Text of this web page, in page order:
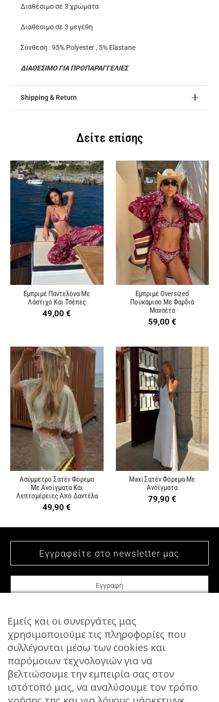
Διαθέσιμο σε 3 χρώματα
Διαθέσιμο σε 3 μεγέθη
Σύνθεση : 95% Polyester , 5% Elastane
ΔΙΑΘΕΣΙΜΟ ΓΙΑ ΠΡΟΠΑΡΑΓΓΕΛΙΕΣ
Shipping & Return
Δείτε επίσης
Εμπριμέ Παντελόνα Με
Λάστιχο Και Τσέπες
49,00€
Εμπριμέ Oversized
Πουκάμισο Με Φαρδιά
Μανσέτα
59,00 €
Ασύμμετρο Σατέν Φόρεμα
Με Ανοίγματα Και
Λεπτομέρειες Από Δαντέλα
49,90€
Maxi Σατέν Φόρεμα Με
Ανοίγματα
79,90 €
ΕΠΙΚΟΙΝΩΝΙΑ
STORIES
ΕΠΙΣΤΡΟΦΕΣ
ΤΡΟΠΟΙ ΑΠΟΣΤΟΛΗΣ
Εμείς και οι συνεργάτες μας
χρησιμοποιούμε τις πληροφορίες που
συλλέγονται μέσω των cookies και
παρόμοιων τεχνολογιών για να
βελτιώσουμε την εμπειρία σας στον
ιστότοπό μας, να αναλύσουμε τον τρόπο